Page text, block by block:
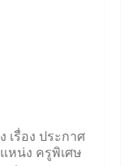
เรื่อง ประกาศ
หน่ง ครูพิเศษ